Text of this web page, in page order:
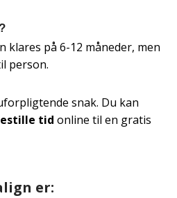
klares på 6-12 måneder, men
person.
snak. Du kan
tid online til en gratis
er: